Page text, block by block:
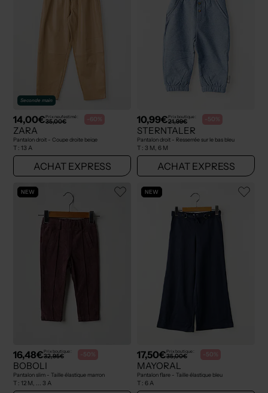
Seconde main
14,00€Prix neuf estimé :
35,00€ -60%
ZARA
Pantalon droit - Coupe droite beige
T : 13 A
ACHAT EXPRESS
10,99€Prix boutique :
21,99€ -50%
STERNTALER
Pantalon droit - Resserrée sur le bas bleu
T : 3 M, 6 M
ACHAT EXPRESS
NEW
16,48€Prix boutique :
32,95€ -50%
BOBOLI
Pantalon slim - Taille élastique marron
T : 12 M, ... 3 A
NEW
17,50€Prix boutique :
35,00€ -50%
MAYORAL
Pantalon flare - Taille élastique bleu
T : 6 A